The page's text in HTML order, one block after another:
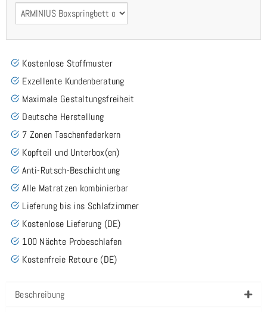
Kostenlose Stoffmuster
Exzellente Kundenberatung
Maximale Gestaltungsfreiheit
Deutsche Herstellung
7 Zonen Taschenfederkern
Kopfteil und Unterbox(en)
Anti-Rutsch-Beschichtung
Alle Matratzen kombinierbar
Lieferung bis ins Schlafzimmer
Kostenlose Lieferung (DE)
100 Nächte Probeschlafen
Kostenfreie Retoure (DE)
Beschreibung